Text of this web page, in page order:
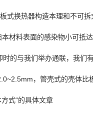
换热器构造本理和不可
材料表面的感染物小可抵
的与我们举办通联，我们
，管壳式的壳体
式“的具体文章